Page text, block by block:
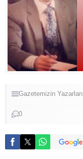
Gazetemizin Yazarları
0